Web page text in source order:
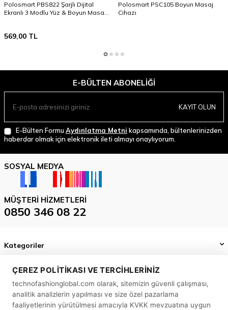
ÇEREZ POLITIKASI VE TERCIHLERINIZ
technofashionglobal.com olarak, sitemizin güvenli çalışması,
analitik analizlerin yapılması ve size özel pazarlama
faaliyetlerinin yürütülmesi amacıyla KVKK mevzuatına uygun
Polosmart PBS822 Şarjlı Dijital
Ekranlı 3 Modlu Yüz & Boyun Masaj
569,00 TL
Polosmart PSC105 Boyun Masaj
Cihazı
E-BÜLTEN ABONELIĞI
KAYIT OLUN
E-Bülten Formu Aydınlatma Metni kapsamında, bültenlerinizden
haberdar olmak için elektronik ileti almayı onaylıyorum.
SOSYAL MEDYA
MÜŞTERI HIZMETLERI
0850 346 08 22
Kategoriler
Önemli Bilgiler
Hızlı Erişim
MASLAK MAH. BİLİM SK. SUN PLAZA NO: 5 A İÇ KAPI NO: 58